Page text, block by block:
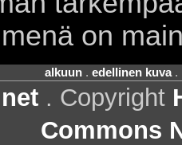
on
alkuun. edellinen kuva.
. Copyright
Commons